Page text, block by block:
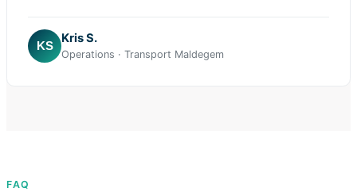
KS
Kris S.
Operations · Transport Maldegem
FAQ